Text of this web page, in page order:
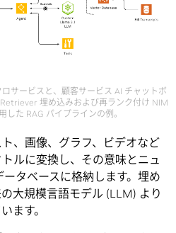
サービスと、顧客サービス AI チャットボ
埋め込みおよび再ランク付け NIM
した RAG パイプラインの例。
、画像、グラフ、ビデオなど
ルに変換し、その意味とニュ
タベースに格納します。埋め
大規模言語モデル (LLM) より
ます。